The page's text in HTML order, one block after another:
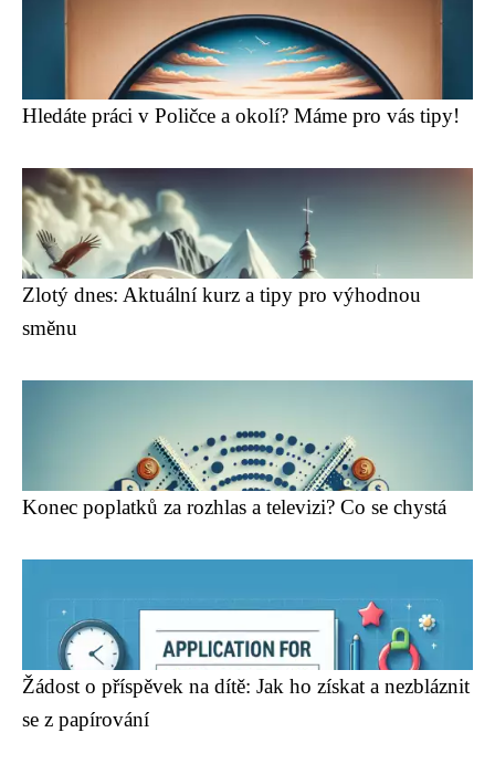
Hledáte práci v Poličce a okolí? Máme pro vás tipy!
Zlotý dnes: Aktuální kurz a tipy pro výhodnou
směnu
Konec poplatků za rozhlas a televizi? Co se chystá
Žádost o příspěvek na dítě: Jak ho získat a nezbláznit
se z papírování